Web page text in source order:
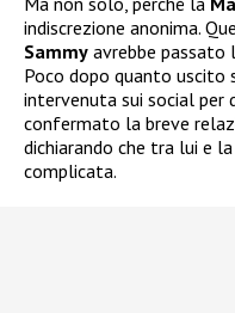
indiscrezione anonima.
Sammy avrebbe passato
Poco dopo quanto uscito
intervenuta sui social per
confermato la breve
dichiarando che tra lui e
complicata.